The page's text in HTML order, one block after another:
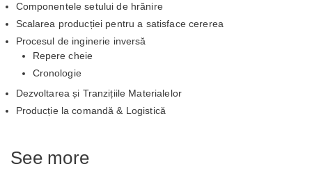
Componentele setului de hrănire
Scalarea producției pentru a satisface cererea
Procesul de inginerie inversă
Repere cheie
Cronologie
Dezvoltarea și Tranzițiile Materialelor
Producție la comandă & Logistică
See more